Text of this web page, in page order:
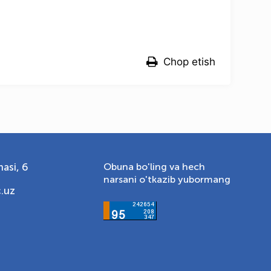
Chop etish
6
Obuna bo'ling va hech
narsani o'tkazib yubormang